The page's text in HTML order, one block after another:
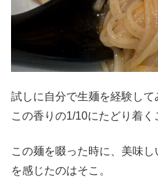
試しに自分で生麺を経験して
この香りの1/10にたどり着
この麺を啜った時に、美味し
を感じたのはそこ。